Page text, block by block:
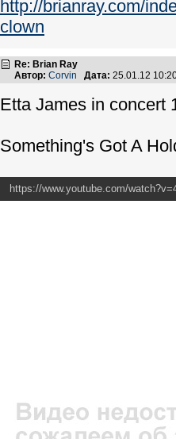
http://brianray.com/
clown
Re: Brian Ray
Автор: Corvin Дата: 25.01.12
Etta James in concert
Something's Got A
https://www.youtube.com/